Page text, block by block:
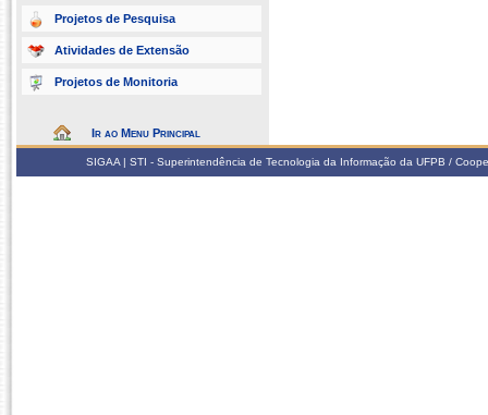
Projetos de Pesquisa
Atividades de Extensão
Projetos de Monitoria
Ir ao Menu Principal
SIGAA | STI - Superintendência de Tecnologia da Informação da UFPB /